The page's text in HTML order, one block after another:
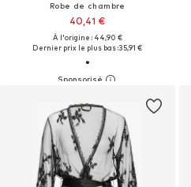
Robe de chambre
40,41 €
À l'origine : 44,90 €
Dernier prix le plus bas :35,91 €